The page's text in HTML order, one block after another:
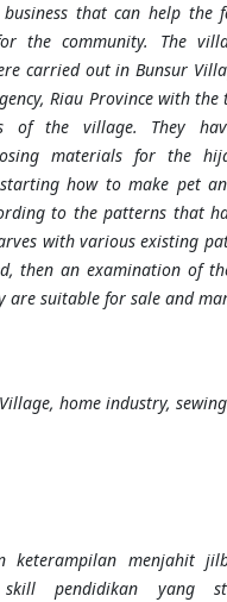
that can help the
the community. The
carried out in Bunsur
Riau Province with
of the village. They
materials for the
how to make pet
to the patterns that
with various existing
thenanexamination of
are suitable for sale and
home industry,
keterampilan menjahit
skill pendidikan yang